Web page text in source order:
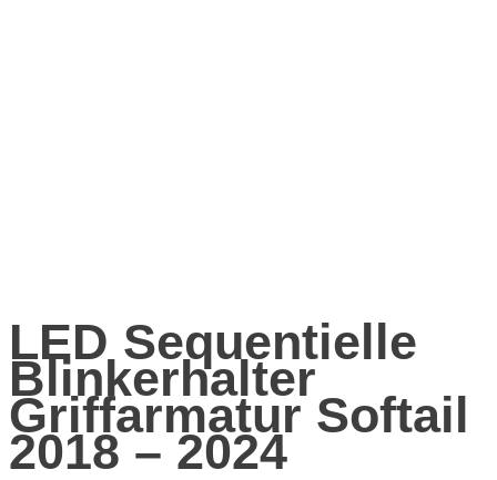
LED Sequentielle
Blinkerhalter
Griffarmatur Softail
2018 – 2024